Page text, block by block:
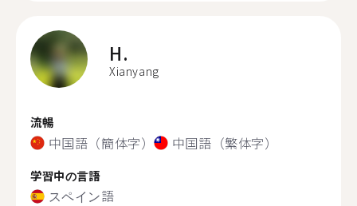
H.
Xianyang
流暢
中国語（簡体字） 中国語（繁体字）
学習中の言語
スペイン語